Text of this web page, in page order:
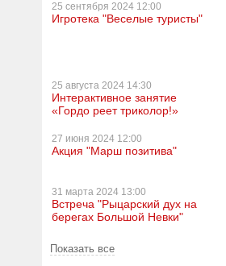
25 сентября 2024 12:00
Игротека "Веселые туристы"
25 августа 2024 14:30
Интерактивное занятие
«Гордо реет триколор!»
27 июня 2024 12:00
Акция "Марш позитива"
31 марта 2024 13:00
Встреча "Рыцарский дух на
берегах Большой Невки"
Показать все